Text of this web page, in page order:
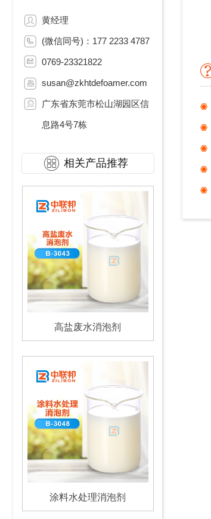
黄经理
(微信同号)：177 2233 4787
0769-23321822
susan@zkhtdefoamer.com
广东省东莞市松山湖园区信
息路4号7栋
相关产品推荐
高盐废水消泡剂
涂料水处理消泡剂